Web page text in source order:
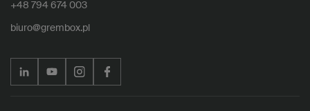
+48 794 674 003
biuro@grembox.pl